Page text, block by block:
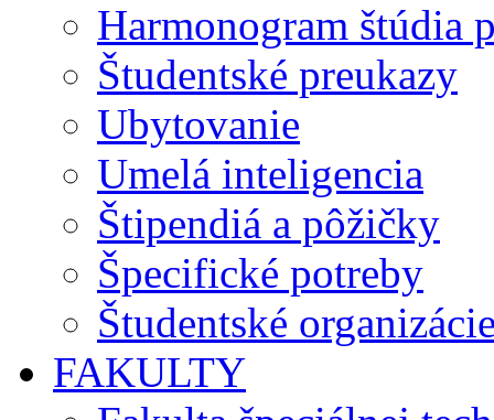
Harmonogram štúdia
Študentské preukazy
Ubytovanie
Umelá inteligencia
Štipendiá a pôžičky
Špecifické potreby
Študentské
FAKULTY